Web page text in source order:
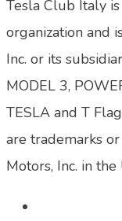
Tesla Club Italy
organization and
Inc. or its
MODEL 3,
TESLA and T
are trademarks
Motors, Inc. in